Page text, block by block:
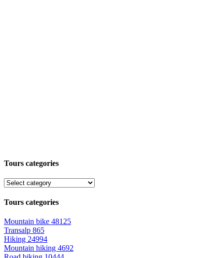
Tours categories
Tours categories
Mountain bike 48125
Transalp 865
Hiking 24994
Mountain hiking 4692